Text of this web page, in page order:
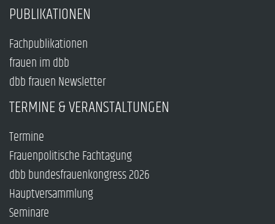
PUBLIKATIONEN
Fachpublikationen
frauen im dbb
dbb frauen Newsletter
TERMINE & VERANSTALTUNGEN
Termine
Frauenpolitische Fachtagung
dbb bundesfrauenkongress 2026
Hauptversammlung
Seminare